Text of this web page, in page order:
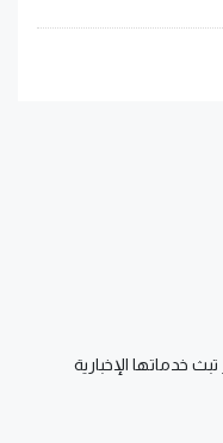
خدماتها الإخبارية